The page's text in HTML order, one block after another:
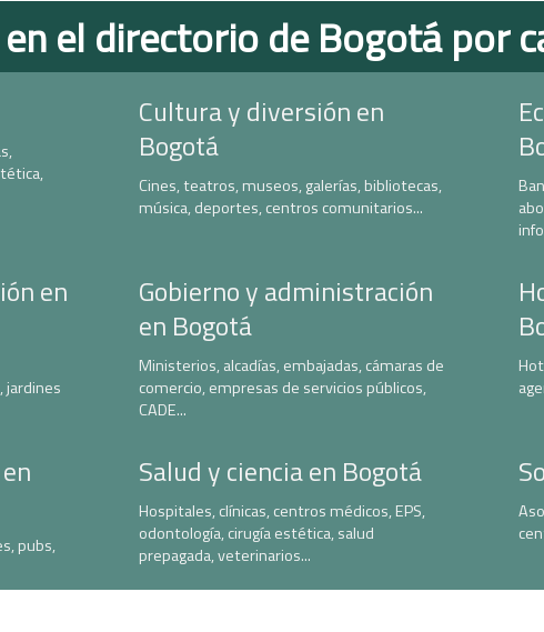
el directorio de Bogotá por
Cultura y diversión en
Bogotá
Cines, teatros, museos, galerías, bibliotecas,
música, deportes, centros comunitarios...
en
jardines
Gobierno y administración
en Bogotá
Ministerios, alcadías, embajadas, cámaras de
comercio, empresas de servicios públicos,
CADE...
pubs,
Salud y ciencia en Bogotá
Hospitales, clínicas, centros médicos, EPS,
odontología, cirugía estética, salud
prepagada, veterinarios...